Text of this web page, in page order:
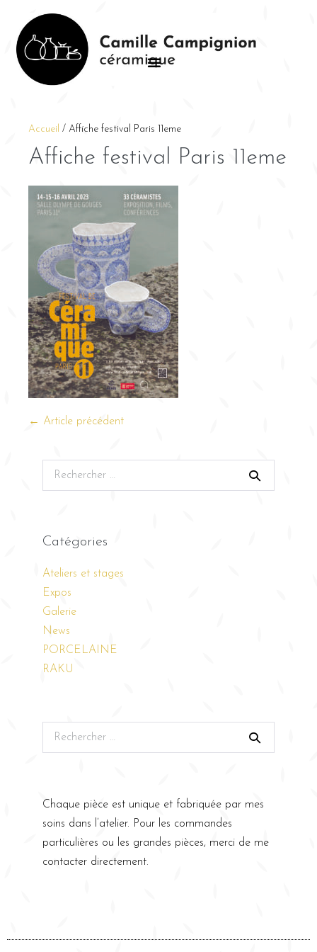
Accueil / Affiche festival Paris 11eme
Affiche festival Paris 11eme
← Article précédent
Catégories
Ateliers et stages
Expos
Galerie
News
PORCELAINE
RAKU
Chaque pièce est unique et fabriquée par mes
soins dans l’atelier. Pour les commandes
particulières ou les grandes pièces, merci de me
contacter directement.